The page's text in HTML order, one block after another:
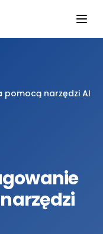
narzędzi AI